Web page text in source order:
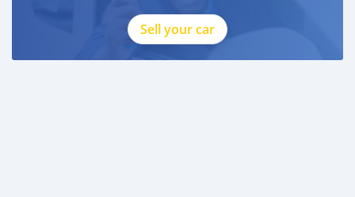
Sell your car